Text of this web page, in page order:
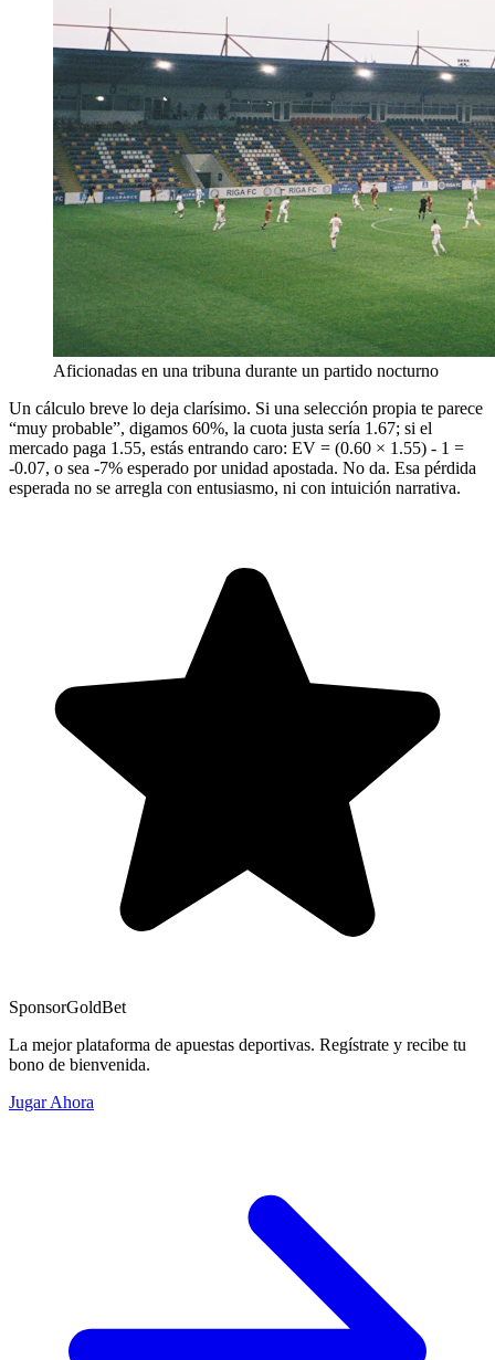
Aficionadas en una tribuna durante un partido nocturno
Un cálculo breve lo deja clarísimo. Si una selección propia te parece
“muy probable”, digamos 60%, la cuota justa sería 1.67; si el
mercado paga 1.55, estás entrando caro: EV = (0.60 × 1.55) - 1 =
-0.07, o sea -7% esperado por unidad apostada. No da. Esa pérdida
esperada no se arregla con entusiasmo, ni con intuición narrativa.
SponsorGoldBet
La mejor plataforma de apuestas deportivas. Regístrate y recibe tu
bono de bienvenida.
Jugar Ahora